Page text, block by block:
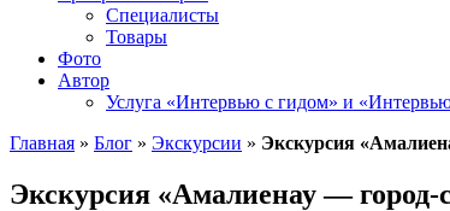
Специалисты
Товары
Фото
Автор
Услуга «Интервью с гидом» и
Главная » Блог » Экскурсии » Экскурсия
Экскурсия «Амалиенау —